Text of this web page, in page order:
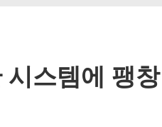
시스템에 팽